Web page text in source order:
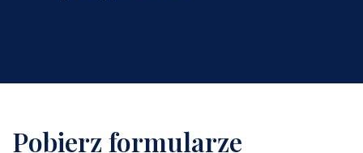
Pobierz formularze